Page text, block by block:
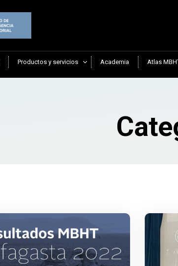
Productos y servicios Academia Atlas